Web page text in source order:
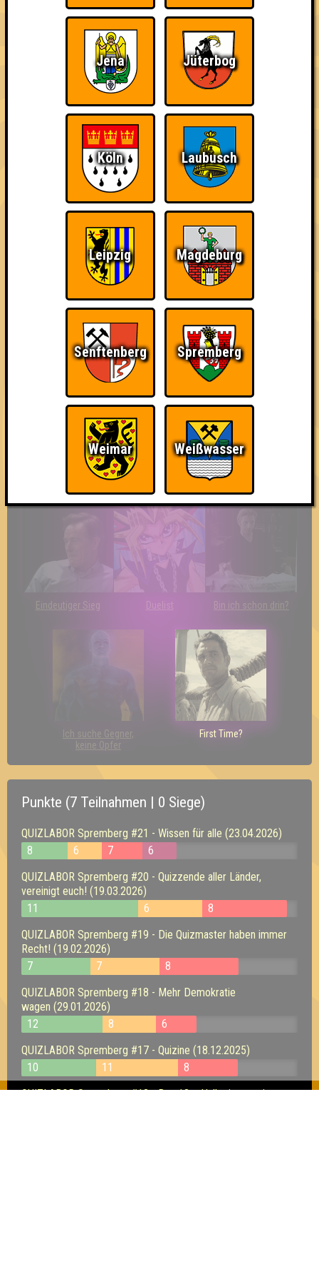
Wiederzehn macht
Freude
Wir sind immer bei
Euch!
Teilnahmen is too
Da-Da Da! Da-Da Da! Teil der Oberschicht Erster!
So kurz vorm Sieg! Wir sind ERSTER?!
Eindeutiger Sieg Duelist Bin ich schon drin?
Ich suche Gegner,
keine Opfer
First Time?
Punkte (7 Teilnahmen | 0 Siege)
QUIZLABOR Spremberg #21 - Wissen für alle (23.04.2026)
8
6 7
6
QUIZLABOR Spremberg #20 - Quizzende aller Länder,
vereinigt euch! (19.03.2026)
11
6
8
QUIZLABOR Spremberg #19 - Die Quizmaster haben immer
Recht! (19.02.2026)
7
7
8
QUIZLABOR Spremberg #18 - Mehr Demokratie
wagen (29.01.2026)
12
8
6
QUIZLABOR Spremberg #17 - Quizine (18.12.2025)
10
11
8
QUIZLABOR Spremberg #13 - Das 13. - Halbwissen mit
Jena Jüterbog
Köln Laubusch
Leipzig Magdeburg
Senftenberg Spremberg
Weimar Weißwasser